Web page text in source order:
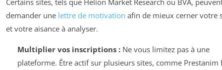
demander une lettre de motivation afin de mieux cerner votre
et votre aisance à analyser.
Multiplier vos inscriptions :Ne vous limitez pas à une
plateforme. Être actif sur plusieurs sites, comme Prestanim